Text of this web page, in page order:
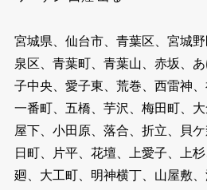
宮城県、仙台市、青葉区、宮城野
泉区、青葉町、青葉山、赤坂、
子中央、愛子東、荒巻、西雷神、
一番町、五橋、芋沢、梅田町、
屋下、小田原、落合、折立、貝
日町、片平、花壇、上愛子、上
廻、大工町、明神横丁、山屋敷